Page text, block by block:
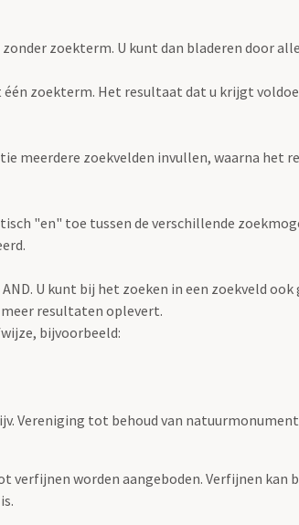
zoekterm. U kunt dan bladeren door
zoekterm. Het resultaat dat u krijgt
meerdere zoekvelden invullen, waarna het
"en" toe tussen de verschillende
U kunt bij het zoeken in een zoekveld ook
resultaten oplevert.
bijvoorbeeld:
Vereniging tot behoud van
worden aangeboden. Verfijnen